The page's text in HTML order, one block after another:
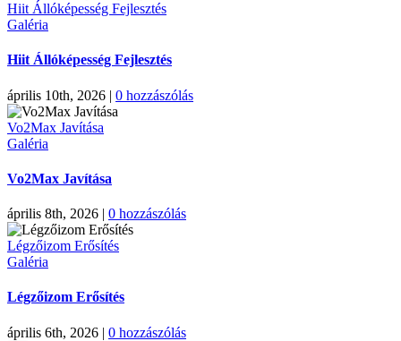
Hiit Állóképesség Fejlesztés
Galéria
Hiit Állóképesség Fejlesztés
április 10th, 2026 | 0 hozzászólás
Vo2Max Javítása
Galéria
Vo2Max Javítása
április 8th, 2026 | 0 hozzászólás
Légzőizom Erősítés
Galéria
Légzőizom Erősítés
április 6th, 2026 | 0 hozzászólás